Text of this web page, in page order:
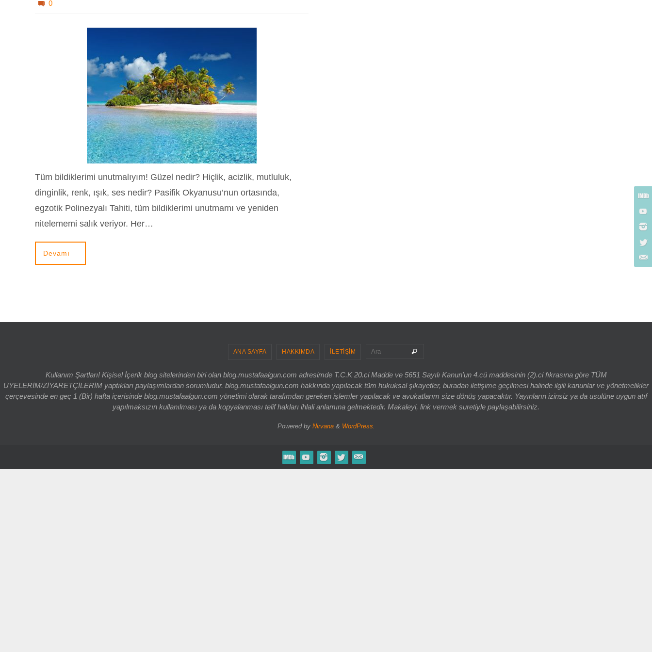
0
Tüm bildiklerimi unutmalıyım! Güzel nedir? Hiçlik, acizlik, mutluluk,
dinginlik, renk, ışık, ses nedir? Pasifik Okyanusu’nun ortasında,
egzotik Polinezyalı Tahiti, tüm bildiklerimi unutmamı ve yeniden
nitelememi salık veriyor. Her…
Devamı
ANA SAYFA HAKKIMDA İLETİŞİM Ara
Kullanım Şartları! Kişisel İçerik blog sitelerinden biri olan blog.mustafaalgun.com adresimde T.C.K 20.ci Madde ve 5651 Sayılı Kanun'un 4.cü maddesinin (2).ci fıkrasına göre TÜM
ÜYELERİM/ZİYARETÇİLERİM yaptıkları paylaşımlardan sorumludur. blog.mustafaalgun.com hakkında yapılacak tüm hukuksal şikayetler, buradan iletişime geçilmesi halinde ilgili kanunlar ve yönetmelikler
çerçevesinde en geç 1 (Bir) hafta içerisinde blog.mustafaalgun.com yönetimi olarak tarafımdan gereken işlemler yapılacak ve avukatlarım size dönüş yapacaktır. Yayınların izinsiz ya da usulüne uygun atıf
yapılmaksızın kullanılması ya da kopyalanması telif hakları ihlali anlamına gelmektedir. Makaleyi, link vermek suretiyle paylaşabilirsiniz.
Powered by Nirvana& WordPress.